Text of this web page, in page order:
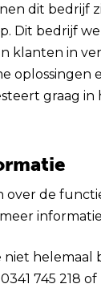
dit bedrijf
Dit bedrijf
klanten in
oplossingen
graag in
de
helemaal
745 218